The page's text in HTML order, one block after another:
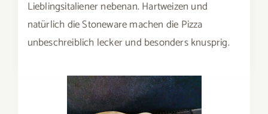
Lieblingsitaliener nebenan. Hartweizen und
natürlich die Stoneware machen die Pizza
unbeschreiblich lecker und besonders knusprig.